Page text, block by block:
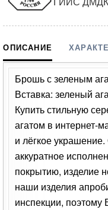
ОПИСАНИЕ
Брошь с зеленым
Вставка: зеленый
Купить стильную
агатом в интернет-
и лёгкое
аккуратное
покрытию, изделие
наши изделия
инспекции,